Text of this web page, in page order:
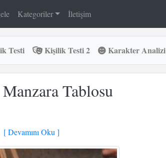
Kategoriler İletişim
Testi Kişilik Testi 2 Karakter Analizi
Manzara Tablosu
Devamını Oku ]